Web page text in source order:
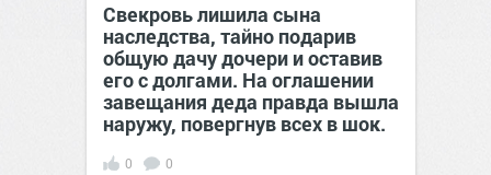
Свекровь лишила сына
наследства, тайно подарив
общую дачу дочери и оставив
его с долгами. На оглашении
завещания деда правда вышла
наружу, повергнув всех в шок.
0 0